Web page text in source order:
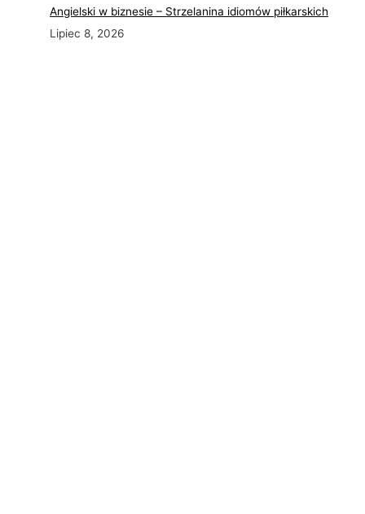
Angielski w biznesie – Strzelanina idiomów piłkarskich
Lipiec 8, 2026